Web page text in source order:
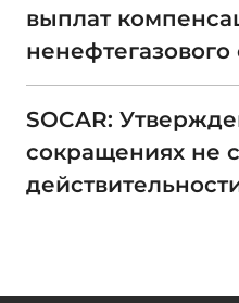
выплат
ненефтегазового
SOCAR:
сокращениях не